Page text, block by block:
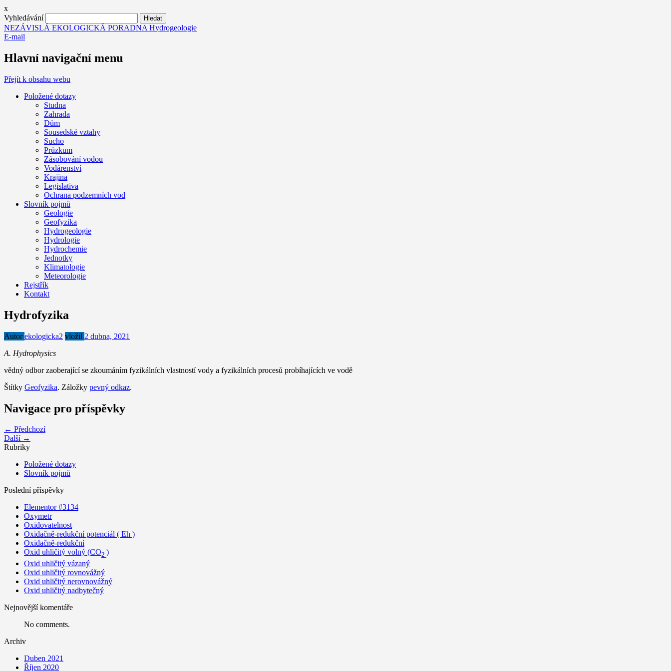
x
Vyhledávání
NEZÁVISLÁ EKOLOGICKÁ PORADNA Hydrogeologie
E-mail
Hlavní navigační menu
Přejít k obsahu webu
Položené dotazy
Studna
Zahrada
Dům
Sousedské vztahy
Sucho
Průzkum
Zásobování vodou
Vodárenství
Krajina
Legislativa
Ochrana podzemních vod
Slovník pojmů
Geologie
Geofyzika
Hydrogeologie
Hydrologie
Hydrochemie
Jednotky
Klimatologie
Meteorologie
Rejstřík
Kontakt
Hydrofyzika
Autorekologicka2 vložil 2 dubna, 2021
A. Hydrophysics
vědný odbor zaoberající se zkoumáním fyzikálních vlastností vody a fyzikálních procesů probíhajících ve vodě
Štítky Geofyzika. Záložky pevný odkaz.
Navigace pro příspěvky
← Předchozí
Další →
Rubriky
Položené dotazy
Slovník pojmů
Poslední příspěvky
Elementor #3134
Oxymetr
Oxidovatelnost
Oxidačně-redukční potenciál ( Eh )
Oxidačně-redukční
Oxid uhličitý volný (CO2 )
Oxid uhličitý vázaný
Oxid uhličitý rovnovážný
Oxid uhličitý nerovnovážný
Oxid uhličitý nadbytečný
Nejnovější komentáře
No comments.
Archiv
Duben 2021
Říjen 2020